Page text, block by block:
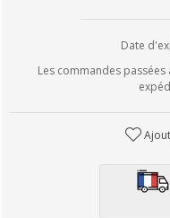
Date
Les commandes passées